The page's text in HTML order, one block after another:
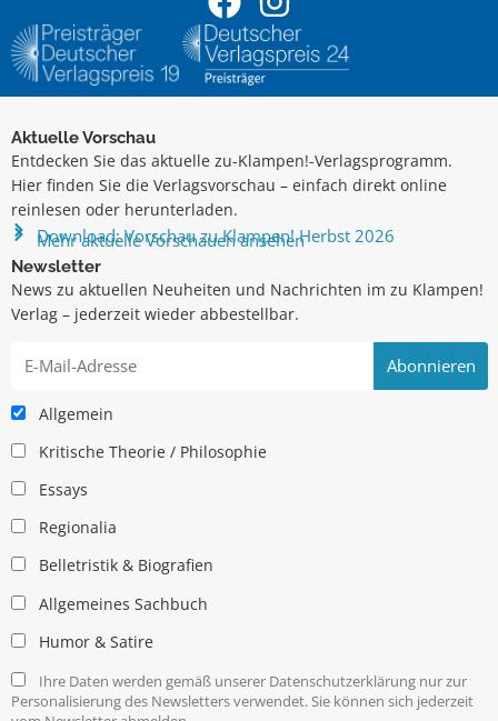
Aktuelle Vorschau
Entdecken Sie das aktuelle zu-Klampen!-Verlagsprogramm.
Hier finden Sie die Verlagsvorschau – einfach direkt online
reinlesen oder herunterladen.
Download: Vorschau zu Klampen! Herbst 2026
Mehr aktuelle Vorschauen ansehen
Newsletter
News zu aktuellen Neuheiten und Nachrichten im zu Klampen!
Verlag – jederzeit wieder abbestellbar.
Allgemein
Kritische Theorie / Philosophie
Essays
Regionalia
Belletristik & Biografien
Allgemeines Sachbuch
Humor & Satire
Ihre Daten werden gemäß unserer Datenschutzerklärung nur zur
Personalisierung des Newsletters verwendet. Sie können sich jederzeit